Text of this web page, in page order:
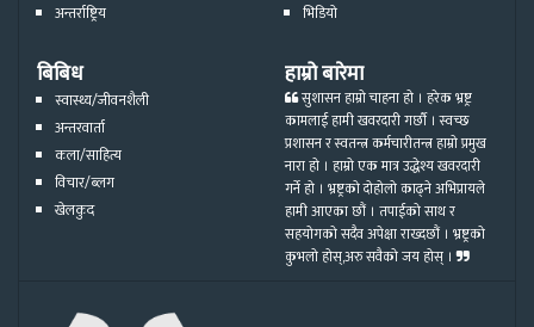
अन्तर्राष्ट्रिय
भिडियो
बिबिध
स्वास्थ्य/जीवनशैली
अन्तरवार्ता
कला/साहित्य
विचार/ब्लग
खेलकुद
हाम्रो बारेमा
सुशासन हाम्रो चाहना हो । हरेक भ्रष्ट्र
कामलाई हामी खवरदारी गर्छौ । स्वच्छ
प्रशासन र स्वतन्त्र कर्मचारीतन्त्र हाम्रो प्रमुख
नारा हो । हाम्रो एक मात्र उद्धेश्य खवरदारी
गर्ने हो । भ्रष्ट्रको दोहोलो काढ्ने अभिप्रायले
हामी आएका छौं । तपाईको साथ र
सहयोगको सदैव अपेक्षा राख्दछौं । भ्रष्ट्रको
कुभलो होस्,अरु सवैको जय होस् ।